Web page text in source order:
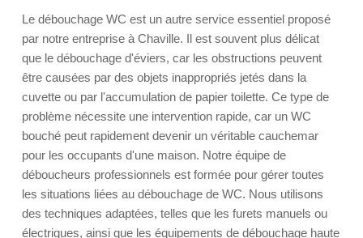
Le débouchage WC est un autre service essentiel proposé
par notre entreprise à Chaville. Il est souvent plus délicat
que le débouchage d'éviers, car les obstructions peuvent
être causées par des objets inappropriés jetés dans la
cuvette ou par l'accumulation de papier toilette. Ce type de
problème nécessite une intervention rapide, car un WC
bouché peut rapidement devenir un véritable cauchemar
pour les occupants d'une maison. Notre équipe de
déboucheurs professionnels est formée pour gérer toutes
les situations liées au débouchage de WC. Nous utilisons
des techniques adaptées, telles que les furets manuels ou
électriques, ainsi que les équipements de débouchage haute